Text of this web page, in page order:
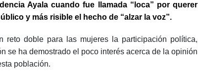
Ayala cuando fue llamada “loca” por querer
y más risible el hecho de “alzar la voz”.
reto doble para las mujeres la participación política,
se ha demostrado el poco interés acerca de la opinión
población.